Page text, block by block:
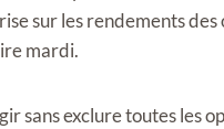
sur les rendements
mardi.
sans exclure toutes les